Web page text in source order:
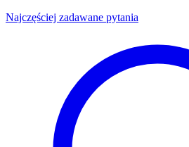
Najczęściej zadawane pytania